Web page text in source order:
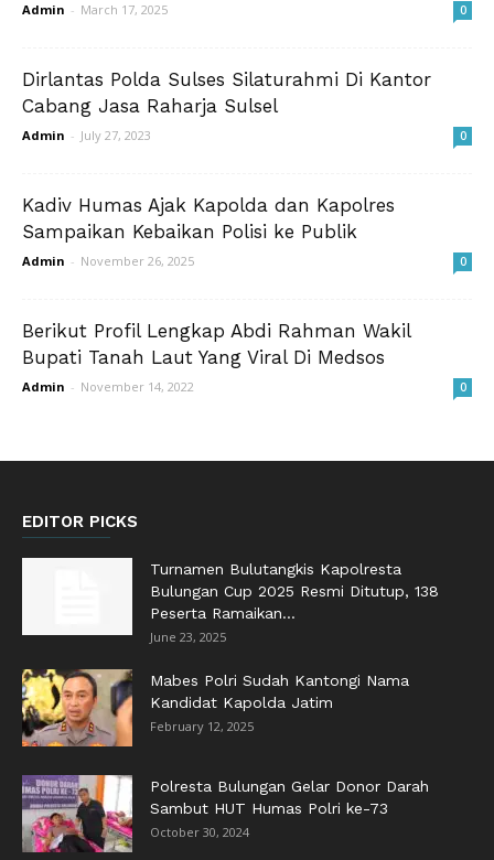
Admin - March 17, 2025 0
Dirlantas Polda Sulses Silaturahmi Di Kantor
Cabang Jasa Raharja Sulsel
Admin - July 27, 2023 0
Kadiv Humas Ajak Kapolda dan Kapolres
Sampaikan Kebaikan Polisi ke Publik
Admin - November 26, 2025 0
Berikut Profil Lengkap Abdi Rahman Wakil
Bupati Tanah Laut Yang Viral Di Medsos
Admin - November 14, 2022 0
EDITOR PICKS
Turnamen Bulutangkis Kapolresta
Bulungan Cup 2025 Resmi Ditutup, 138
Peserta Ramaikan...
June 23, 2025
Mabes Polri Sudah Kantongi Nama
Kandidat Kapolda Jatim
February 12, 2025
Polresta Bulungan Gelar Donor Darah
Sambut HUT Humas Polri ke-73
October 30, 2024